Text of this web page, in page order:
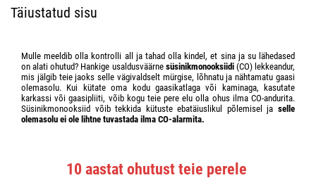
Täiustatud sisu
Mulle meeldib olla kontrolli all ja tahad olla kindel, et sina ja su lähedased
on alati ohutud? Hankige usaldusväärne süsinikmonooksiidi(CO) lekkeandur,
mis jälgib teie jaoks selle vägivaldselt mürgise, lõhnatu ja nähtamatu gaasi
olemasolu. Kui kütate oma kodu gaasikatlaga või kaminaga, kasutate
karkassi või gaasipliiti, võib kogu teie pere elu olla ohus ilma CO-andurita.
Süsinikmonooksiid võib tekkida kütuste ebatäiuslikul põlemisel ja selle
olemasolu ei ole lihtne tuvastada ilma CO-alarmita.
10 aastat ohutust teie perele